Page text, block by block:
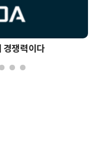
경쟁력이다